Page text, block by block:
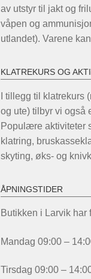
av utstyr til jakt og
våpen og
utlandet). Varene
KLATREKURS OG
I tillegg til
og ute) tilbyr vi også
Populære aktiviteter
klatring,
skyting, øks- og
ÅPNINGSTIDER
Butikken i Larvik
Mandag 09:00 –
Tirsdag 09:00 –